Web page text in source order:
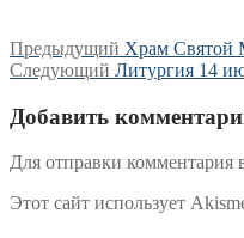
Навигация
по
записям
Предыдущий Предыдущая
запись:
Храм Святой
Следующий Следующая
Литургия 14
Добавить
Для отправки комментария
Этот сайт использует